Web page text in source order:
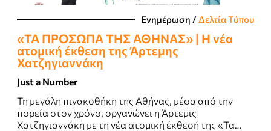
Ενημέρωση / Δελτία Τύπου
«ΤΑ ΠΡΟΣΩΠΑ ΤΗΣ ΑΘΗΝΑΣ» | Η νέα
ατομική έκθεση της Άρτεμης
Χατζηγιαννάκη
Just a Number
Τη μεγάλη πινακοθήκη της Αθήνας, μέσα από την
πορεία στον χρόνο, οργανώνει η Άρτεμις
Χατζηγιαννάκη με τη νέα ατομική έκθεσή της «Τα